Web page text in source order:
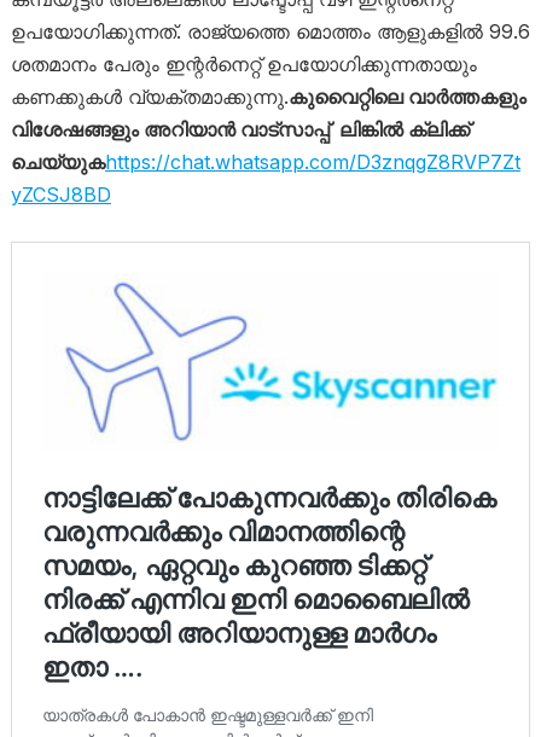
ഉപയോഗിക്കുന്നത്. രാജ്യത്തെ മൊത്തം ആളുകളിൽ 99.6
ശതമാനം പേരും ഇന്റർനെറ്റ്‌ ഉപയോഗിക്കുന്നതായും
കണക്കുകൾ വ്യക്തമാക്കുന്നു.കുവൈറ്റിലെ വാർത്തകളും
വിശേഷങ്ങളും അറിയാൻ വാട്സാപ്പ് ലിങ്കിൽ ക്ലിക്ക്
ചെയ്യുകhttps://chat.whatsapp.com/D3znqgZ8RVP7Zt
yZCSJ8BD